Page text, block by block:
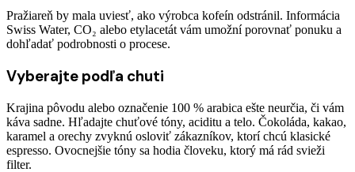
Pražiareň by mala uviesť, ako výrobca kofeín odstránil. Informácia
Swiss Water, CO₂ alebo etylacetát vám umožní porovnať ponuku a
dohľadať podrobnosti o procese.
Vyberajte podľa chuti
Krajina pôvodu alebo označenie 100 % arabica ešte neurčia, či vám
káva sadne. Hľadajte chuťové tóny, aciditu a telo. Čokoláda, kakao,
karamel a orechy zvyknú osloviť zákazníkov, ktorí chcú klasické
espresso. Ovocnejšie tóny sa hodia človeku, ktorý má rád svieži
filter.